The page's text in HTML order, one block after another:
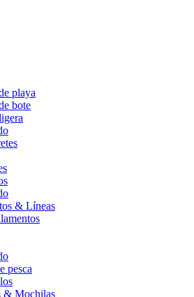
playa
bote
& Líneas
pesca
& Mochilas